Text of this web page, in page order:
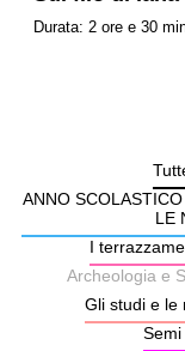
Durata: 2 ore e 30
ANNO
LE
I
Archeologia e
Gli studi e le